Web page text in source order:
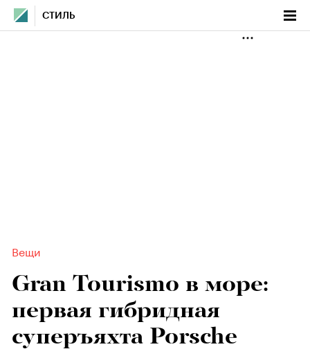
СТИЛЬ
Вещи
Gran Tourismo в море:
первая гибридная
суперъяхта Porsche